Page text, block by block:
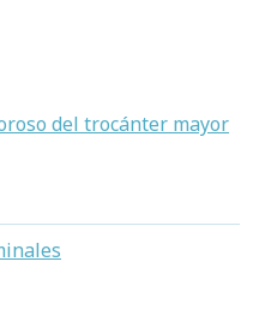
del trocánter mayor